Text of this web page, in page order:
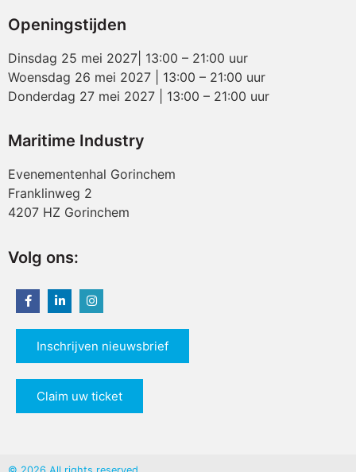
Openingstijden
Dinsdag 25 mei 2027| 13:00 – 21:00 uur
Woensdag 26 mei 2027 | 13:00 – 21:00 uur
Donderdag 27 mei 2027 | 13:00 – 21:00 uur
Maritime Industry
Evenementenhal Gorinchem
Franklinweg 2
4207 HZ Gorinchem
Volg ons:
Inschrijven nieuwsbrief
Claim uw ticket
© 2026 All rights reserved